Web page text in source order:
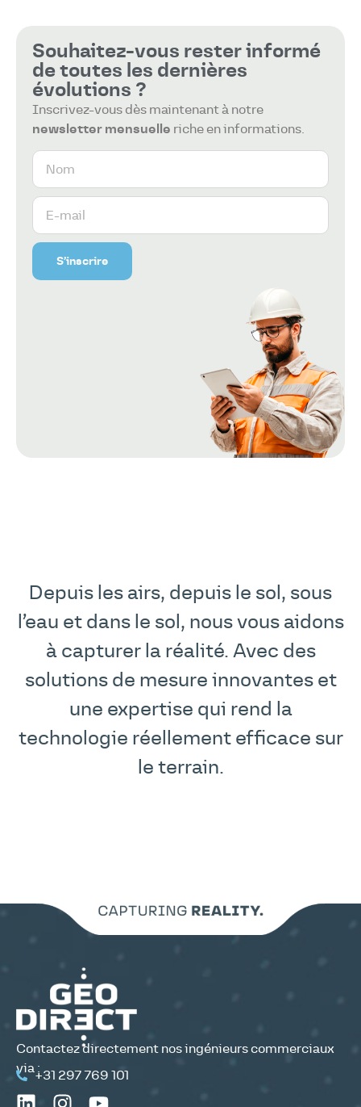
Souhaitez-vous rester informé
de toutes les dernières
évolutions ?
Inscrivez-vous dès maintenant à notre
newsletter mensuelle riche en informations.
S’inscrire
Depuis les airs, depuis le sol, sous
l’eau et dans le sol, nous vous aidons
à capturer la réalité. Avec des
solutions de mesure innovantes et
une expertise qui rend la
technologie réellement efficace sur
le terrain.
Contactez directement nos ingénieurs commerciaux
via :
+31 297 769 101